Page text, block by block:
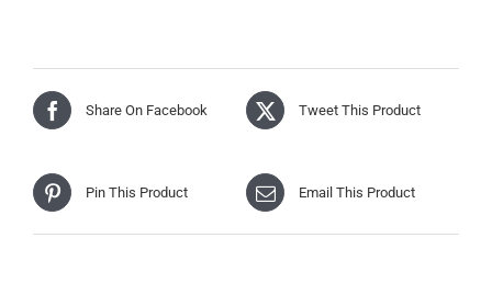
Opcije
biti
proizvoda.
Share On Facebook Tweet This Product
Pin This Product Email This Product